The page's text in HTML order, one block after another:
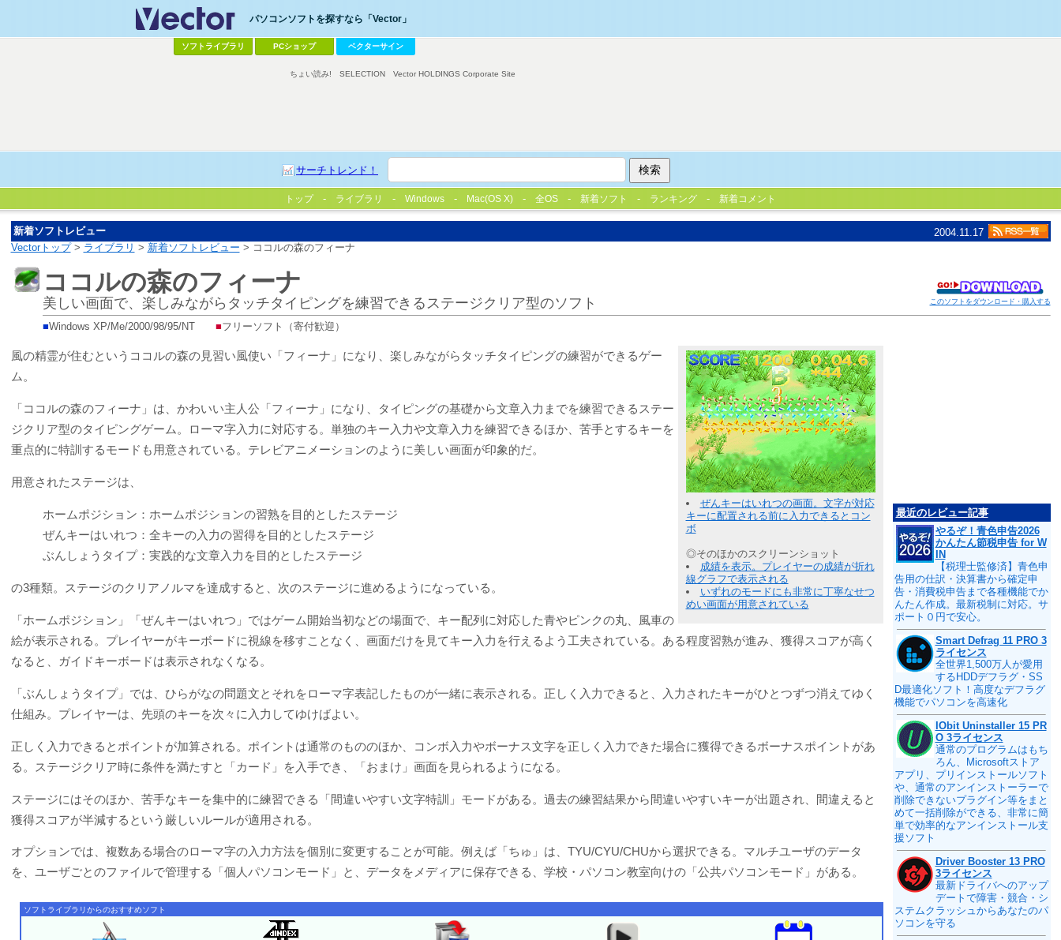
パソコンソフトを探すなら「Vector」
ソフトライブラリ PCショップ ベクターサイン
サーチトレンド！
ちょい読み! SELECTION Vector HOLDINGS Corporate Site
トップ ライブラリ Windows Mac(OS X) 全OS 新着ソフト ランキング 新着コメント
新着ソフトレビュー
2004.11.17
Vectorトップ> ライブラリ > 新着ソフトレビュー > ココルの森のフィーナ
このソフトをダウンロード・購入する
ココルの森のフィーナ
美しい画面で、楽しみながらタッチタイピングを練習できるステージクリア型のソフト
■Windows XP/Me/2000/98/95/NT ■フリーソフト（寄付歓迎）
ぜんキーはいれつの画面。文字が対応
キーに配置される前に入力できるとコン
ボ
◎そのほかのスクリーンショット
成績を表示。プレイヤーの成績が折れ
線グラフで表示される
いずれのモードにも非常に丁寧なせつ
めい画面が用意されている
風の精霊が住むというココルの森の見習い風使い「フィーナ」になり、楽しみながらタッチタイピングの練習ができるゲー
ム。
「ココルの森のフィーナ」は、かわいい主人公「フィーナ」になり、タイピングの基礎から文章入力までを練習できるステー
ジクリア型のタイピングゲーム。ローマ字入力に対応する。単独のキー入力や文章入力を練習できるほか、苦手とするキーを
重点的に特訓するモードも用意されている。テレビアニメーションのように美しい画面が印象的だ。
用意されたステージは、
ホームポジション：ホームポジションの習熟を目的としたステージ
ぜんキーはいれつ：全キーの入力の習得を目的としたステージ
ぶんしょうタイプ：実践的な文章入力を目的としたステージ
の3種類。ステージのクリアノルマを達成すると、次のステージに進めるようになっている。
「ホームポジション」「ぜんキーはいれつ」ではゲーム開始当初などの場面で、キー配列に対応した青やピンクの丸、風車の
絵が表示される。プレイヤーがキーボードに視線を移すことなく、画面だけを見てキー入力を行えるよう工夫されている。ある程度習熟が進み、獲得スコアが高く
なると、ガイドキーボードは表示されなくなる。
「ぶんしょうタイプ」では、ひらがなの問題文とそれをローマ字表記したものが一緒に表示される。正しく入力できると、入力されたキーがひとつずつ消えてゆく
仕組み。プレイヤーは、先頭のキーを次々に入力してゆけばよい。
正しく入力できるとポイントが加算される。ポイントは通常のもののほか、コンボ入力やボーナス文字を正しく入力できた場合に獲得できるボーナスポイントがあ
る。ステージクリア時に条件を満たすと「カード」を入手でき、「おまけ」画面を見られるようになる。
ステージにはそのほか、苦手なキーを集中的に練習できる「間違いやすい文字特訓」モードがある。過去の練習結果から間違いやすいキーが出題され、間違えると
獲得スコアが半減するという厳しいルールが適用される。
オプションでは、複数ある場合のローマ字の入力方法を個別に変更することが可能。例えば「ちゅ」は、TYU/CYU/CHUから選択できる。マルチユーザのデータ
を、ユーザごとのファイルで管理する「個人パソコンモード」と、データをメディアに保存できる、学校・パソコン教室向けの「公共パソコンモード」がある。
ソフトライブラリからのおすすめソフト
最近のレビュー記事
やるぞ！青色申告2026
かんたん節税申告 for W
IN
【税理士監修済】青色申
告用の仕訳・決算書から確定申
告・消費税申告まで各種機能でか
んたん作成。最新税制に対応。サ
ポート０円で安心。
Smart Defrag 11 PRO 3
ライセンス
全世界1,500万人が愛用
するHDDデフラグ・SS
D最適化ソフト！高度なデフラグ
機能でパソコンを高速化
IObit Uninstaller 15 PR
O 3ライセンス
通常のプログラムはもち
ろん、Microsoftストア
アプリ、プリインストールソフト
や、通常のアンインストーラーで
削除できないプラグイン等をまと
めて一括削除ができる、非常に簡
単で効率的なアンインストール支
援ソフト
Driver Booster 13 PRO
3ライセンス
最新ドライバへのアップ
デートで障害・競合・シ
ステムクラッシュからあなたのパ
ソコンを守る